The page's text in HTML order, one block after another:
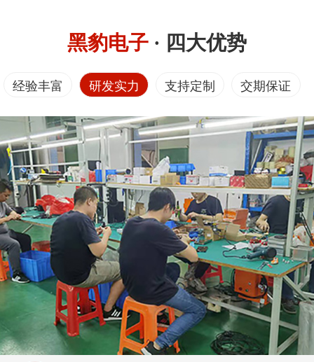
黑豹电子 · 四大优势
经验丰富 研发实力 支持定制 交期保证